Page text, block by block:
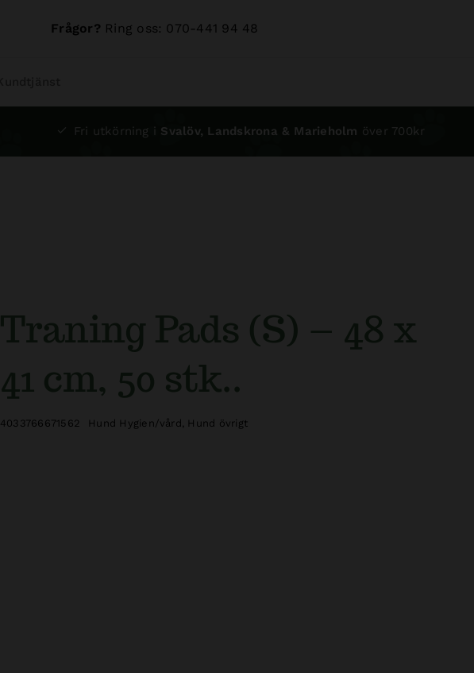
Frågor? Ring oss: 070-441 94 48
Fri utkörning i Svalöv, Landskrona & Marieholm över 700kr
Traning Pads (S) – 48 x
41 cm, 50 stk..
4033766671562 Hund Hygien/vård Hund övrigt